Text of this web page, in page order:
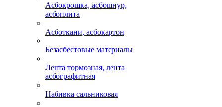
Асбокрошка, асбошнур,
асбоплита
Асботкани, асбокартон
Безасбестовые материалы
Лента тормозная, лента
асбографитная
Набивка сальниковая